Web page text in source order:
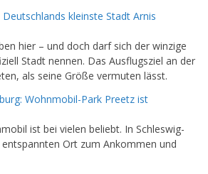
kleinste Stadt Arnis
hier – und doch darf sich der winzige
Stadt nennen. Das Ausflugsziel an der
als seine Größe vermuten lässt.
Wohnmobil-Park Preetz ist
ist bei vielen beliebt. In Schleswig-
Ort zum Ankommen und